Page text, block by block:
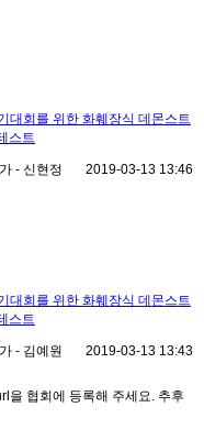
대회를 위한 화훼장식 데몬스트
스트
- 신현정 2019-03-13 13:46
대회를 위한 화훼장식 데몬스트
스트
- 김예원 2019-03-13 13:43
을 협회에 등록해 주세요. 추후